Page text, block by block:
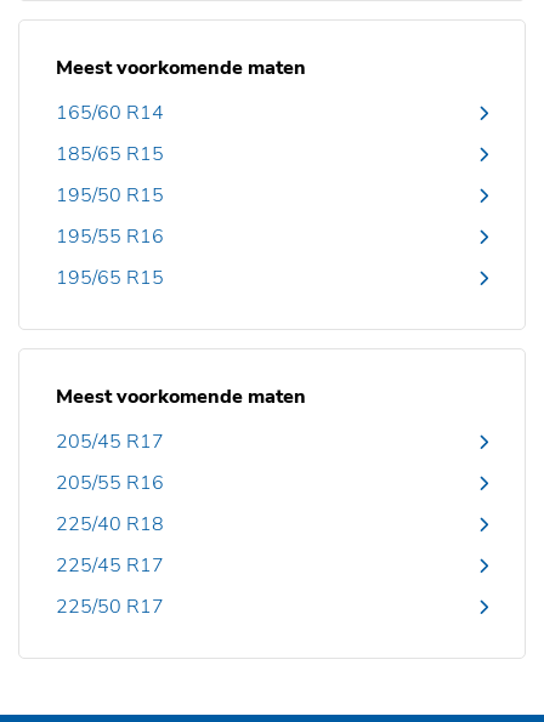
Meest voorkomende maten
165/60 R14
185/65 R15
195/50 R15
195/55 R16
195/65 R15
Meest voorkomende maten
205/45 R17
205/55 R16
225/40 R18
225/45 R17
225/50 R17